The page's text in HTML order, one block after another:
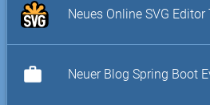
Neues Online SVG Editor
work Neuer Blog Spring Boot